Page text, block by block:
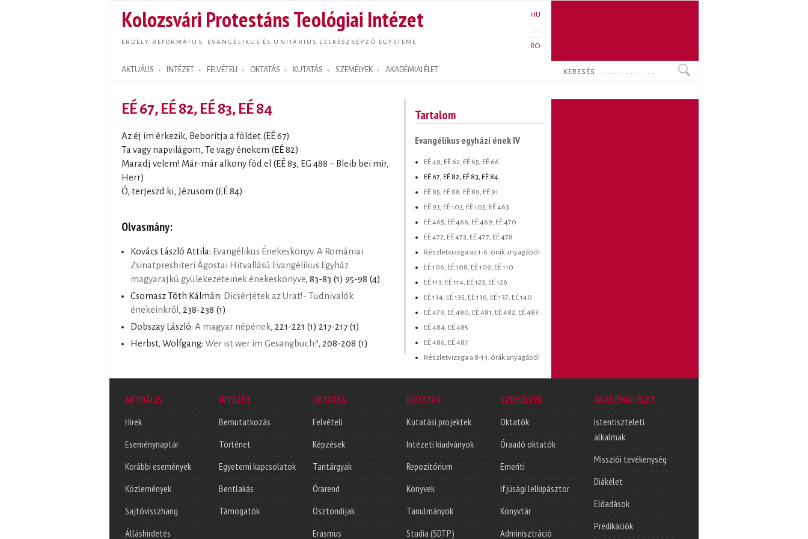
tartalomra
Kolozsvári Protestáns Teológiai Intézet
ERDÉLY REFORMÁTUS, EVANGÉLIKUS ÉS UNITÁRIUS LELKÉSZKÉPZŐ EGYETEME
HU
RO
AKTUÁLIS INTÉZET FELVÉTELI OKTATÁS KUTATÁS SZEMÉLYEK AKADÉMIAI ÉLET
Search form
Keresés
EÉ 67, EÉ 82, EÉ 83, EÉ 84
Az éj ím érkezik, Beborítja a földet (EÉ 67)
Ta vagy napvilágom, Te vagy énekem (EÉ 82)
Maradj velem! Már-már alkony föd el (EÉ 83, EG 488 – Bleib bei mir,
Herr)
Ó, terjeszd ki, Jézusom (EÉ 84)
Olvasmány:
Kovács László Attila: Evangélikus Énekeskönyv. A Romániai
Zsinatpresbiteri Ágostai Hitvallású Evangélikus Egyház
magyarajkú gyülekezeteinek énekeskönyve, 83-83 (1) 95-98 (4)
Csomasz Tóth Kálmán: Dicsérjétek az Urat!- Tudnivalók
énekeinkről , 238-238 (1)
Dobszay László: A magyar népének, 221-221 (1) 217-217 (1)
Herbst, Wolfgang: Wer ist wer im Gesangbuch?, 208-208 (1)
Tartalom
Evangélikus egyházi ének IV
EÉ 49, EÉ 62, EÉ 65, EÉ 66
EÉ 67, EÉ 82, EÉ 83, EÉ 84
EÉ 85, EÉ 88, EÉ 89, EÉ 91
EÉ 93, EÉ 103, EÉ 105, EÉ 463
EÉ 465, EÉ 466, EÉ 469, EÉ 470
EÉ 472, EÉ 473, EÉ 477, EÉ 478
Részletvizsga az 1-6. órák anyagából
EÉ 106, EÉ 108, EÉ 109, EÉ 110
EÉ 113, EÉ 114, EÉ 123, EÉ 126
EÉ 134, EÉ 135, EÉ 136, EÉ 137, EÉ 140
EÉ 479, EÉ 480, EÉ 481, EÉ 482, EÉ 483
EÉ 484, EÉ 485
EÉ 486, EÉ 487
Részletvizsga a 8-13. órák anyagából
AKTUÁLIS
Hírek
Eseménynaptár
Korábbi események
Közlemények
Sajtóvisszhang
Álláshirdetés
INTÉZET
Bemutatkozás
Történet
Egyetemi kapcsolatok
Bentlakás
Támogatók
OKTATÁS
Felvételi
Képzések
Tantárgyak
Órarend
Ösztöndíjak
Erasmus
KUTATÁS
Kutatási projektek
Intézeti kiadványok
Repozitórium
Könyvek
Tanulmányok
Studia (SDTP)
SZEMÉLYEK
Oktatók
Óraadó oktatók
Emeriti
Ifjúsági lelkipásztor
Könyvtár
Adminisztráció
AKADÉMIAI ÉLET
Istentiszteleti
alkalmak
Missziói tevékenység
Diákélet
Előadások
Prédikációk